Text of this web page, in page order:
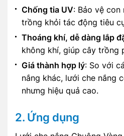
Chống tia UV: Bảo vệ
trồng khỏi tác động tiêu
Thoáng khí, dễ dàng lắp
không khí, giúp cây trồng
Giá thành hợp lý: So với
nắng khác, lưới che nắng
nhưng hiệu quả cao.
2. Ứng dụng